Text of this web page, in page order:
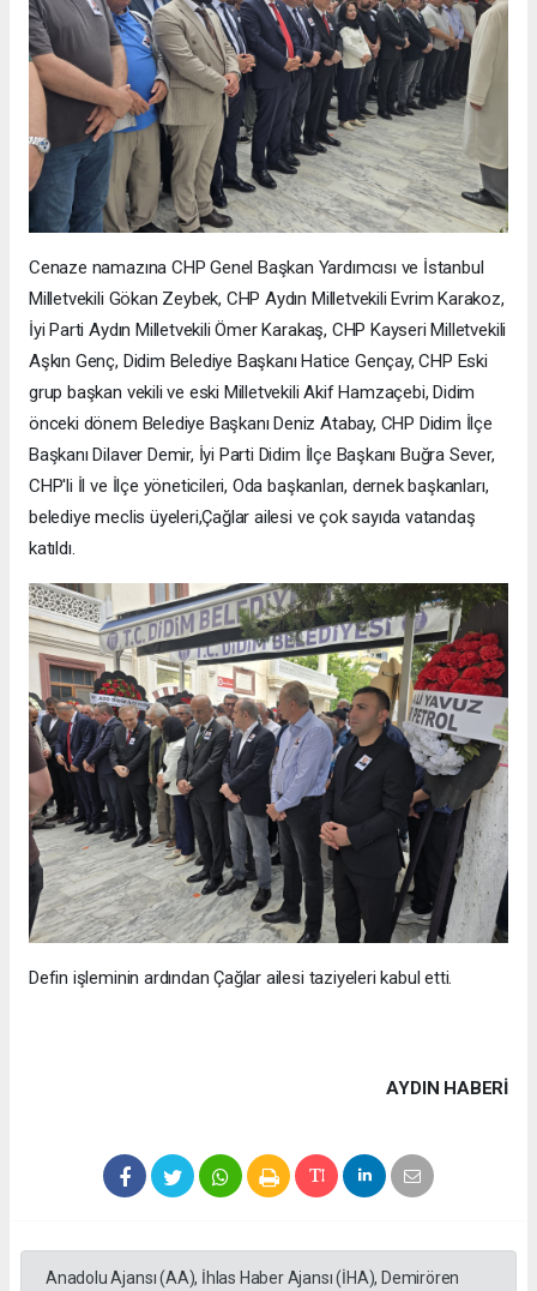
Cenaze namazına CHP Genel Başkan Yardımcısı ve İstanbul
Milletvekili Gökan Zeybek, CHP Aydın Milletvekili Evrim Karakoz,
İyi Parti Aydın Milletvekili Ömer Karakaş, CHP Kayseri Milletvekili
Aşkın Genç, Didim Belediye Başkanı Hatice Gençay, CHP Eski
grup başkan vekili ve eski Milletvekili Akif Hamzaçebi, Didim
önceki dönem Belediye Başkanı Deniz Atabay, CHP Didim İlçe
Başkanı Dilaver Demir, İyi Parti Didim İlçe Başkanı Buğra Sever,
CHP'li İl ve İlçe yöneticileri, Oda başkanları, dernek başkanları,
belediye meclis üyeleri,Çağlar ailesi ve çok sayıda vatandaş
katıldı.
Defin işleminin ardından Çağlar ailesi taziyeleri kabul etti.
AYDIN HABERİ
Anadolu Ajansı (AA), İhlas Haber Ajansı (İHA), Demirören